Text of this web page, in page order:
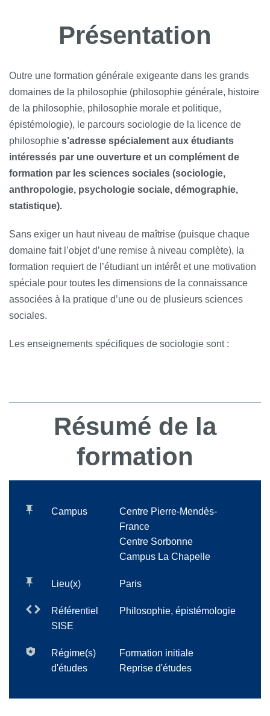
Présentation
Outre une formation générale exigeante dans les grands
domaines de la philosophie (philosophie générale, histoire
de la philosophie, philosophie morale et politique,
épistémologie), le parcours sociologie de la licence de
philosophie s’adresse spécialement aux étudiants
intéressés par une ouverture et un complément de
formation par les sciences sociales (sociologie,
anthropologie, psychologie sociale, démographie,
statistique).
Sans exiger un haut niveau de maîtrise (puisque chaque
domaine fait l’objet d’une remise à niveau complète), la
formation requiert de l’étudiant un intérêt et une motivation
spéciale pour toutes les dimensions de la connaissance
associées à la pratique d’une ou de plusieurs sciences
sociales.
Les enseignements spécifiques de sociologie sont :
Résumé de la
formation
Campus
Centre Pierre-Mendès-
France
Centre Sorbonne
Campus La Chapelle
Lieu(x) Paris
Référentiel
SISE
Philosophie, épistémologie
Régime(s)
d'études
Formation initiale
Reprise d'études